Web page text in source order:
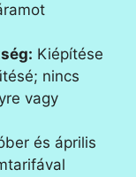
Kiépítése
nincs
vagy
és április